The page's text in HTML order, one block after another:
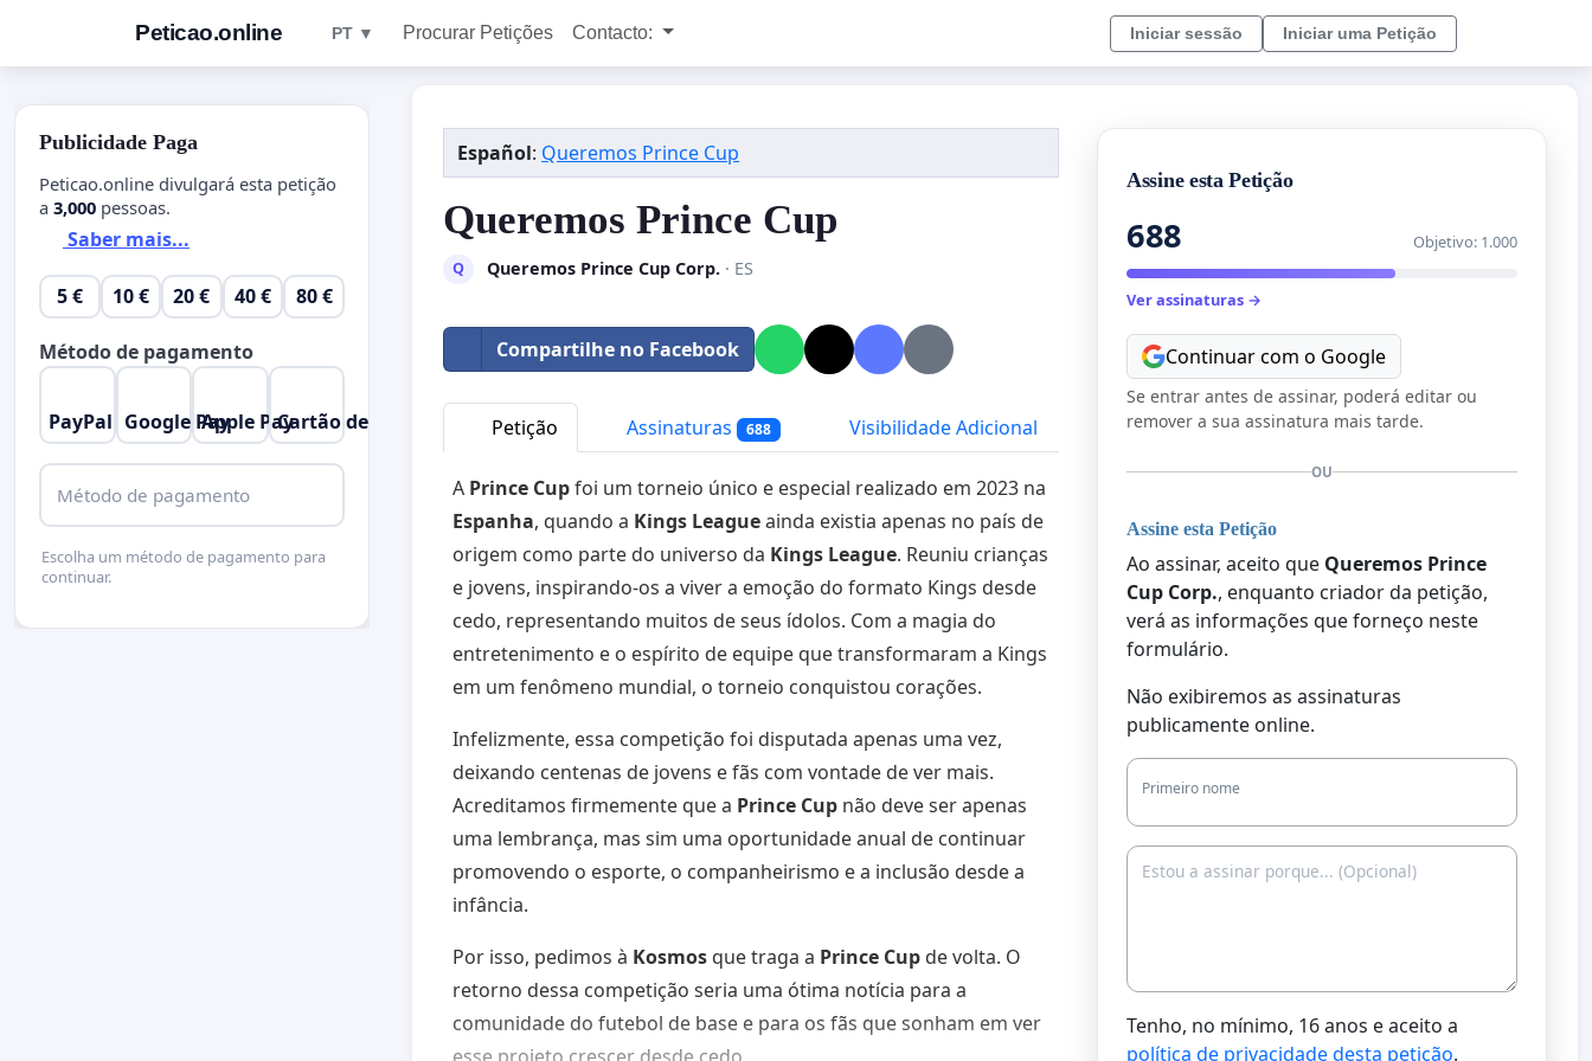
Peticao.online PT ▼ Procurar Petições Contacto: Iniciar sessão Iniciar uma Petição
Español: Queremos Prince Cup
Queremos Prince Cup
Q Queremos Prince Cup Corp.· ES
Compartilhe no Facebook
Petição Assinaturas 688 Visibilidade Adicional
A Prince Cupfoi um torneio único e especial realizado em 2023 na
Espanha, quando a Kings Leagueainda existia apenas no país de
origem como parte do universo da Kings League. Reuniu crianças
e jovens, inspirando-os a viver a emoção do formato Kings desde
cedo, representando muitos de seus ídolos. Com a magia do
entretenimento e o espírito de equipe que transformaram a Kings
em um fenômeno mundial, o torneio conquistou corações.
Infelizmente, essa competição foi disputada apenas uma vez,
deixando centenas de jovens e fãs com vontade de ver mais.
Acreditamos firmemente que a Prince Cup não deve ser apenas
uma lembrança, mas sim uma oportunidade anual de continuar
promovendo o esporte, o companheirismo e a inclusão desde a
infância.
Por isso, pedimos à Kosmos que traga a Prince Cup de volta. O
retorno dessa competição seria uma ótima notícia para a
comunidade do futebol de base e para os fãs que sonham em ver
Assine esta Petição
688 Objetivo: 1.000
Ver assinaturas →
Continuar com o Google
Se entrar antes de assinar, poderá editar ou
remover a sua assinatura mais tarde.
OU
Assine esta Petição
Ao assinar, aceito que Queremos Prince
Cup Corp., enquanto criador da petição,
verá as informações que forneço neste
formulário.
Não exibiremos as assinaturas
publicamente online.
Primeiro nome
Tenho, no mínimo, 16 anos e aceito a
política de privacidade desta petição.
Publicidade Paga
Peticao.online divulgará esta petição
a 3,000 pessoas.
Saber mais...
5 € 10 € 20 € 40 € 80 €
Método de pagamento
PayPal Google PayApple PayCartão de Crédito
Método de pagamento
Escolha um método de pagamento para
continuar.